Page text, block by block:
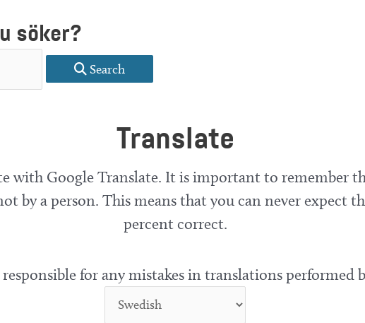
söker?
Search
Translate
with Google Translate. It is important to remember
by a person. This means that you can never expect
percent correct.
for any mistakes in translations performed